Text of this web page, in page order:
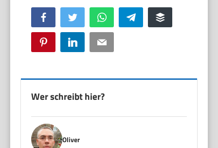
Facebook Twitter WhatsApp Telegram Buffer
Pinterest LinkedIn Email
Wer schreibt hier?
Oliver